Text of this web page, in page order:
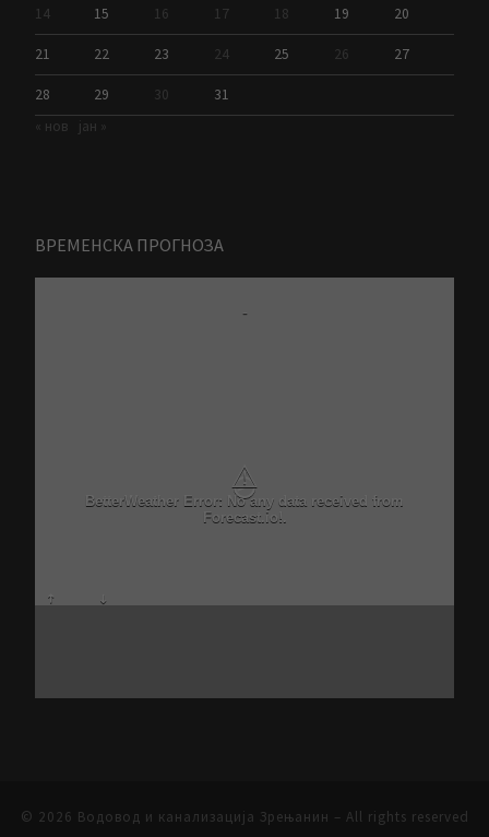
14 15 16 17 18 19 20
21 22 23 24 25 26 27
28 29 30
31
« нов
јан »
ВРЕМЕНСКА ПРОГНОЗА
-
⚠
BetterWeather Error: No any data received from
Forecast.io!.
© 2026 Водовод и канализација Зрењанин – All rights reserved